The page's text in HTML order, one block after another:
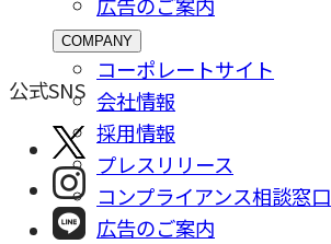
広告のご案内
COMPANY
コーポレートサイト
会社情報
採⽤情報
プレスリリース
コンプライアンス相談窓⼝
広告のご案内
公式SNS